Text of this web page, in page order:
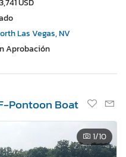
Las Vegas, NV
Aprobación
Pontoon Boat
1/10